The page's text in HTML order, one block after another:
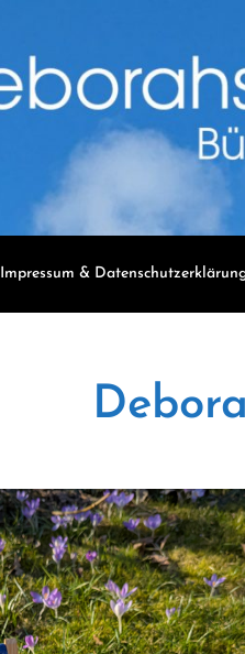
Impressum &